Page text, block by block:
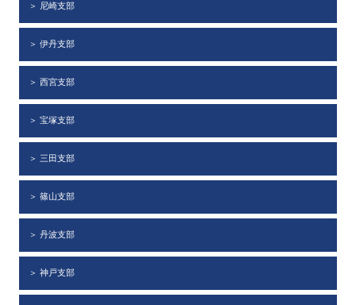
＞ 尼崎支部
＞ 伊丹支部
＞ 西宮支部
＞ 宝塚支部
＞ 三田支部
＞ 篠山支部
＞ 丹波支部
＞ 神戸支部